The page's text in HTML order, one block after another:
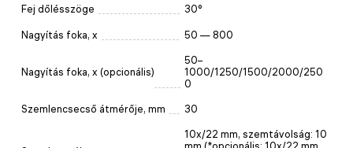
Fej dőlésszöge 30°
Nagyítás foka, x 50 — 800
Nagyítás foka, x (opcionális)
50–
1000/1250/1500/2000/250
0
Szemlencsecső átmérője, mm 30
10х/22 mm, szemtávolság: 10